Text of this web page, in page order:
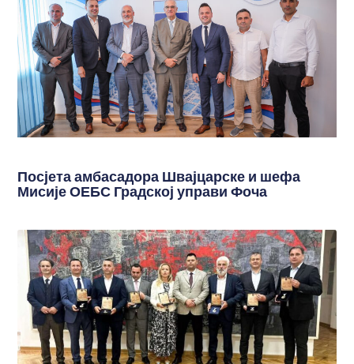
Посјета амбасадора Швајцарске и шефа
Мисије ОЕБС Градској управи Фоча